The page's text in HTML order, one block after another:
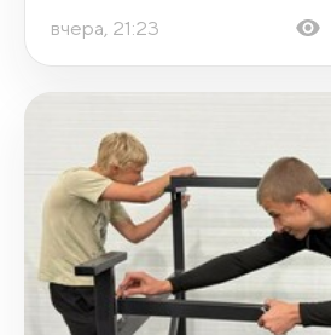
вчера, 21:23